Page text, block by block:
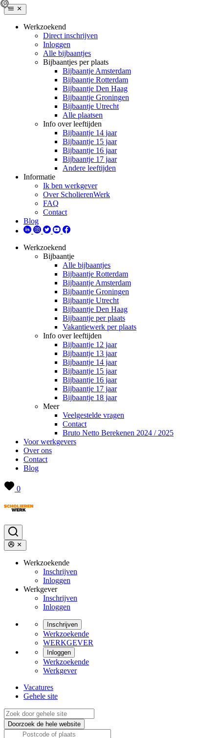
Werkzoekend
Direct inschrijven
Inloggen
Alle bijbaantjes
Bijbaantjes per plaats
Bijbaantje Amsterdam
Bijbaantje Rotterdam
Bijbaantje Den Haag
Bijbaantje Groningen
Bijbaantje Utrecht
Alle plaatsen
Info over leeftijden
Bijbaantje 14 jaar
Bijbaantje 15 jaar
Bijbaantje 16 jaar
Bijbaantje 17 jaar
Andere leeftijden
Informatie
Ik ben werkgever
Over ScholierenWerk
FAQ
Contact
Blog
Werkzoekend
Bijbaantje
Alle bijbaantjes
Bijbaantje Rotterdam
Bijbaantje Amsterdam
Bijbaantje Groningen
Bijbaantje Utrecht
Bijbaantje Den Haag
Bijbaantje per plaats
Vakantiewerk per plaats
Info over leeftijden
Bijbaantje 12 jaar
Bijbaantje 13 jaar
Bijbaantje 14 jaar
Bijbaantje 15 jaar
Bijbaantje 16 jaar
Bijbaantje 17 jaar
Bijbaantje 18 jaar
Meer
Veelgestelde vragen
Contact
Bruto Netto Berekenen 2024 / 2025
Voor werkgevers
Over ons
Contact
Blog
0
Werkzoekende
Inschrijven
Inloggen
Werkgever
Inschrijven
Inloggen
Inschrijven
Werkzoekende
WERKGEVER
Inloggen
Werkzoekende
Werkgever
Vacatures
Gehele site